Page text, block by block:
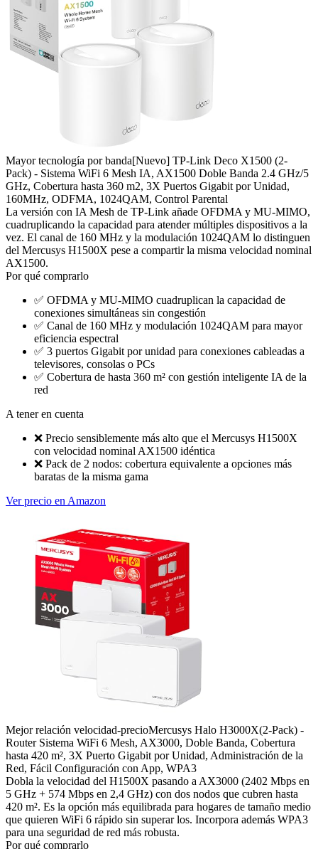
Mayor tecnología por banda[Nuevo] TP-Link Deco X1500 (2-
Pack) - Sistema WiFi 6 Mesh IA, AX1500 Doble Banda 2.4 GHz/5
GHz, Cobertura hasta 360 m2, 3X Puertos Gigabit por Unidad,
160MHz, ODFMA, 1024QAM, Control Parental
La versión con IA Mesh de TP-Link añade OFDMA y MU-MIMO,
cuadruplicando la capacidad para atender múltiples dispositivos a la
vez. El canal de 160 MHz y la modulación 1024QAM lo distinguen
del Mercusys H1500X pese a compartir la misma velocidad nominal
AX1500.
Por qué comprarlo
✅ OFDMA y MU-MIMO cuadruplican la capacidad de
conexiones simultáneas sin congestión
✅ Canal de 160 MHz y modulación 1024QAM para mayor
eficiencia espectral
✅ 3 puertos Gigabit por unidad para conexiones cableadas a
televisores, consolas o PCs
✅ Cobertura de hasta 360 m² con gestión inteligente IA de la
red
A tener en cuenta
❌ Precio sensiblemente más alto que el Mercusys H1500X
con velocidad nominal AX1500 idéntica
❌ Pack de 2 nodos: cobertura equivalente a opciones más
baratas de la misma gama
Ver precio en Amazon
Mejor relación velocidad-precioMercusys Halo H3000X(2-Pack) -
Router Sistema WiFi 6 Mesh, AX3000, Doble Banda, Cobertura
hasta 420 m², 3X Puerto Gigabit por Unidad, Administración de la
Red, Fácil Configuración con App, WPA3
Dobla la velocidad del H1500X pasando a AX3000 (2402 Mbps en
5 GHz + 574 Mbps en 2,4 GHz) con dos nodos que cubren hasta
420 m². Es la opción más equilibrada para hogares de tamaño medio
que quieren WiFi 6 rápido sin superar los. Incorpora además WPA3
para una seguridad de red más robusta.
Por qué comprarlo